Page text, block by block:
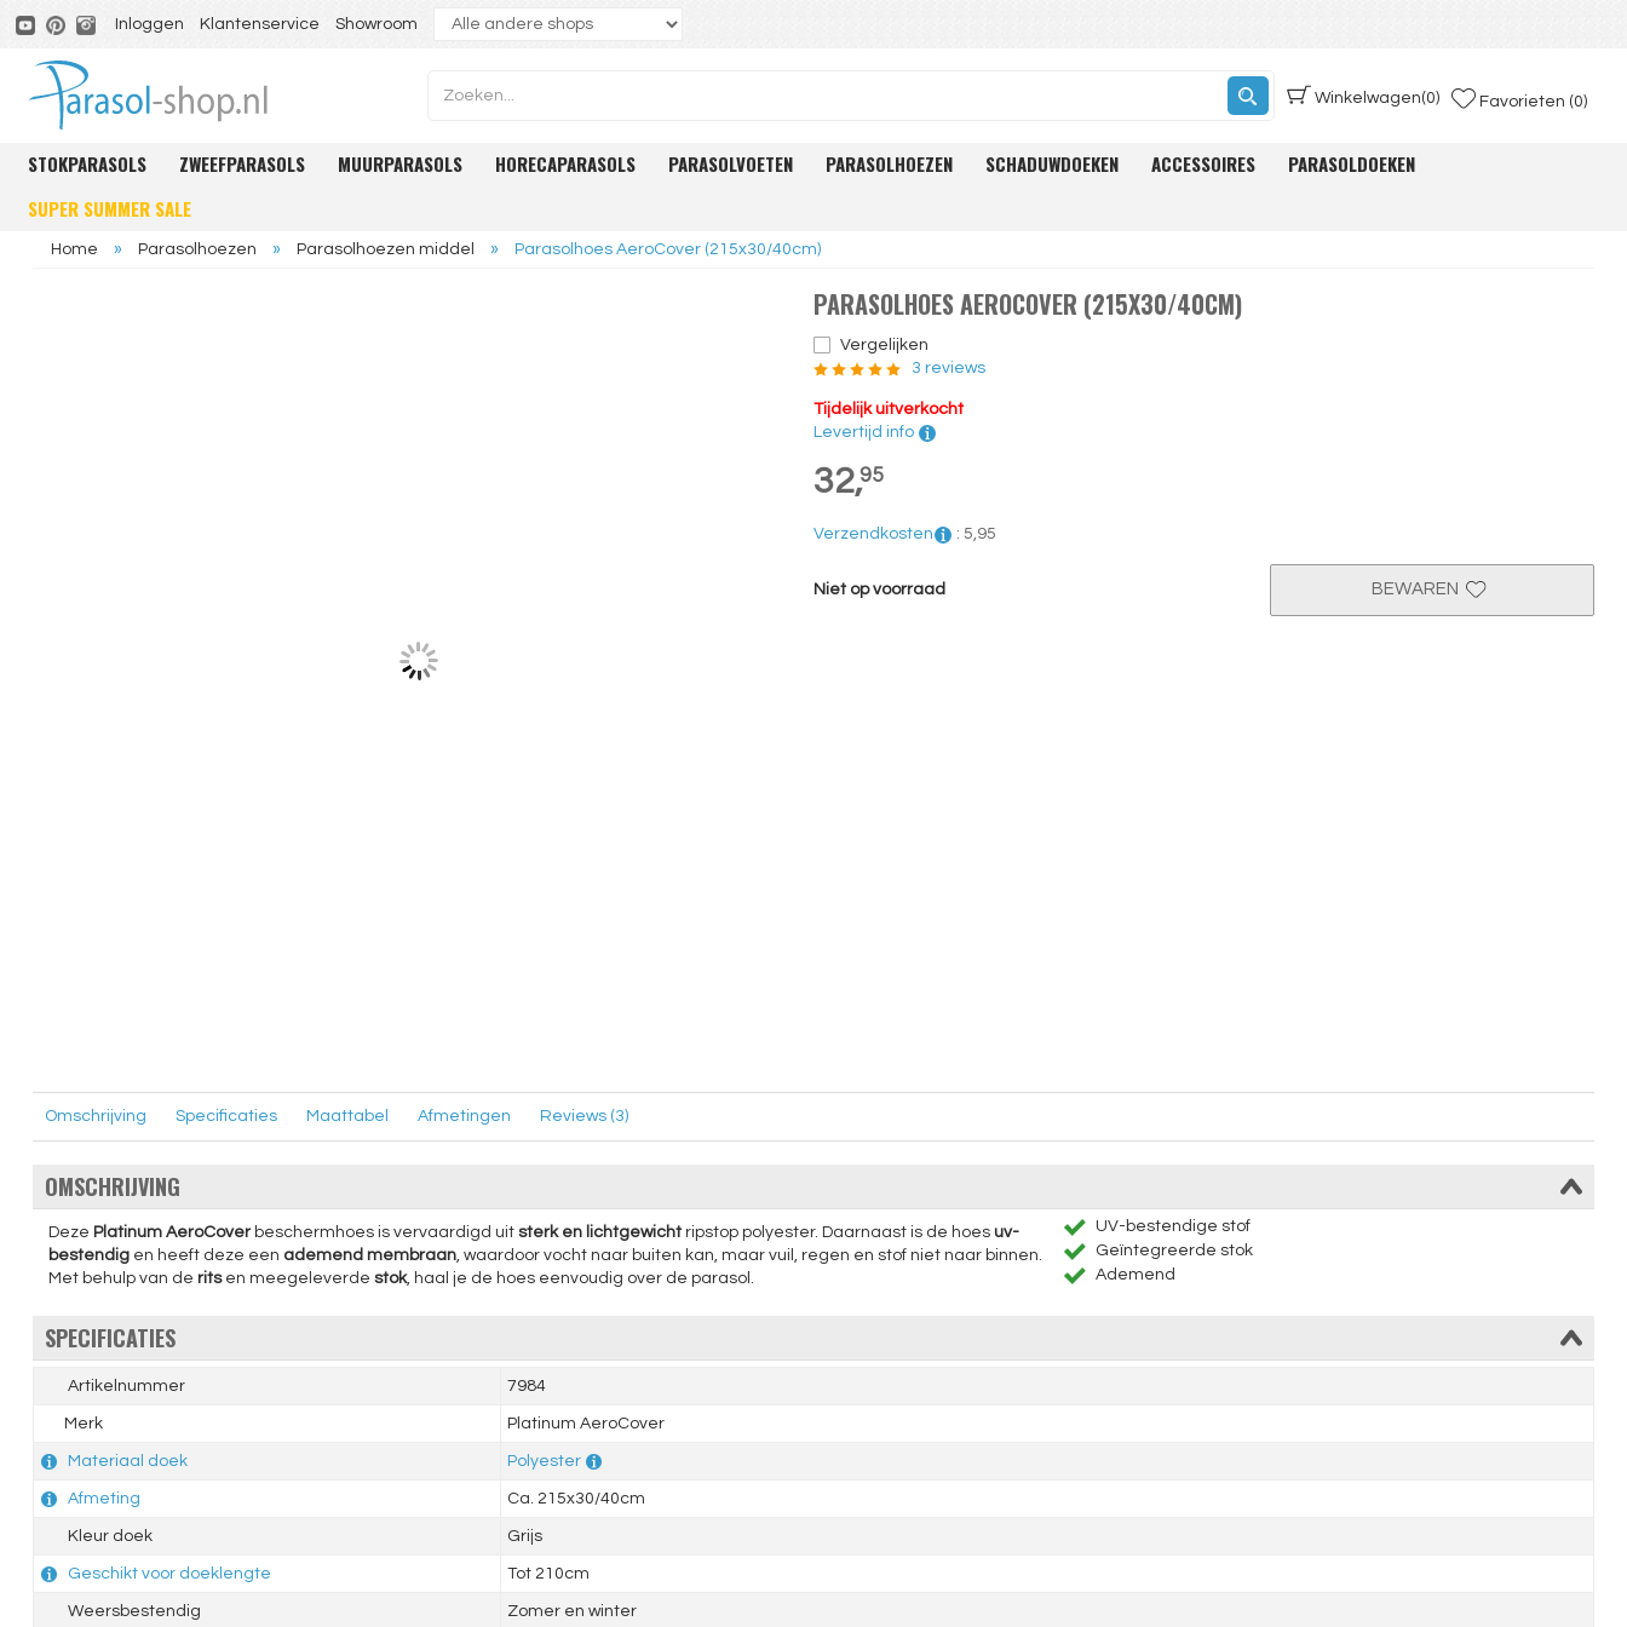
Inloggen Klantenservice Showroom
Winkelwagen(0) Favorieten (0)
STOKPARASOLS ZWEEFPARASOLS MUURPARASOLS HORECAPARASOLS PARASOLVOETEN PARASOLHOEZEN SCHADUWDOEKEN ACCESSOIRES
PARASOLDOEKEN
SUPER SUMMER SALE
Home » Parasolhoezen » Parasolhoezen middel » Parasolhoes AeroCover (215x30/40cm)
PARASOLHOES AEROCOVER (215X30/40CM)
Vergelijken
3 reviews
Tijdelijk uitverkocht
Levertijd info
32,95
Verzendkosten : 5,95
Niet op voorraad BEWAREN
Omschrijving Specificaties Maattabel Afmetingen Reviews (3)
OMSCHRIJVING
Deze Platinum AeroCoverbeschermhoes is vervaardigd uit sterk en lichtgewichtripstop polyester. Daarnaast is de hoes uv-
bestendigen heeft deze een ademend membraan, waardoor vocht naar buiten kan, maar vuil, regen en stof niet naar binnen.
Met behulp van de rits en meegeleverde stok, haal je de hoes eenvoudig over de parasol.
UV-bestendige stof
Geïntegreerde stok
Ademend
SPECIFICATIES
Artikelnummer 7984
Merk Platinum AeroCover
Materiaal doek Polyester
Afmeting Ca. 215x30/40cm
Kleur doek Grijs
Geschikt voor doeklengte Tot 210cm
Weersbestendig Zomer en winter